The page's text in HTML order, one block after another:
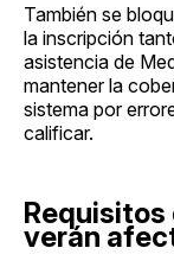
También se
la inscripción
asistencia de
mantener la
sistema por
calificar.
Requisitos
verán